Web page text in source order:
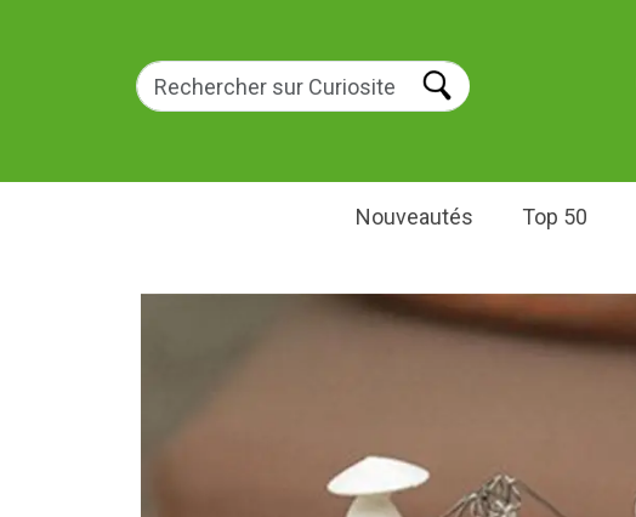
Nouveautés Top 50